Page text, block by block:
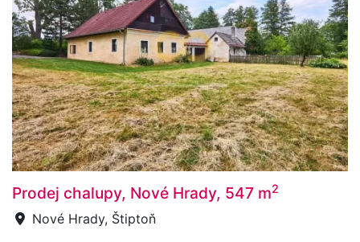
Prodej chalupy, Nové Hrady, 547 m2
Nové Hrady, Štiptoň